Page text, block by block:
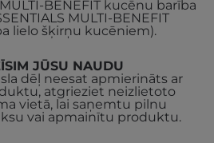
MULTI-BENEFIT kucēnu barība
MULTI-BENEFIT
lielo šķirņu kucēniem).
JŪSU NAUDU
dēļ neesat apmierināts ar
atgrieziet neizlietoto
vietā, lai saņemtu pilnu
vai apmainītu produktu.